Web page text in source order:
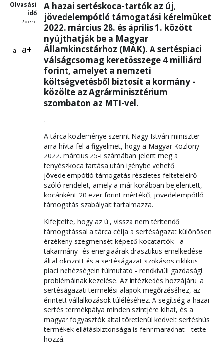
Olvasási
idő
2perc
a- a+
A hazai sertéskoca-tartók az új,
jövedelempótló támogatási kérelmüket
2022. március 28. és április 1. között
nyújthatják be a Magyar
Államkincstárhoz (MÁK). A sertéspiaci
válságcsomag keretösszege 4 milliárd
forint, amelyet a nemzeti
költségvetésből biztosít a kormány -
közölte az Agrárminisztérium
szombaton az MTI-vel.
A tárca közleménye szerint Nagy István miniszter
arra hívta fel a figyelmet, hogy a Magyar Közlöny
2022. március 25-i számában jelent meg a
tenyészkoca tartása után igénybe vehető
jövedelempótló támogatás részletes feltételeiről
szóló rendelet, amely a már korábban bejelentett,
kocánként 20 ezer forint mértékű, jövedelempótló
támogatás szabályait tartalmazza.
Kifejtette, hogy az új, vissza nem térítendő
támogatással a tárca célja a sertéságazat különösen
érzékeny szegmensét képező kocatartók - a
takarmány- és energiaárak drasztikus emelkedése
által okozott és a sertéságazat szokásos ciklikus
piaci nehézségein túlmutató - rendkívüli gazdasági
problémáinak kezelése. Az intézkedés hozzájárul a
sertéságazati termelési alapok megőrzéséhez, az
érintett vállalkozások túléléséhez. A segítség a hazai
sertés termékpálya minden szintjére kihat, és a
magyar fogyasztók által töretlenül kedvelt sertéshús
termékek ellátásbiztonsága is fennmaradhat - tette
hozzá.